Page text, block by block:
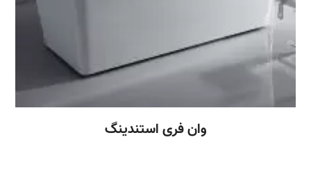
وان فری استندینگ